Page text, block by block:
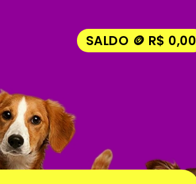
SALDO 🪙 R$ 0,00